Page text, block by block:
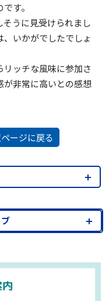
す。
うに見受けられまし
いかがでしたでしょ
ッチな風味に参加さ
が非常に高いとの感想
ージに戻る